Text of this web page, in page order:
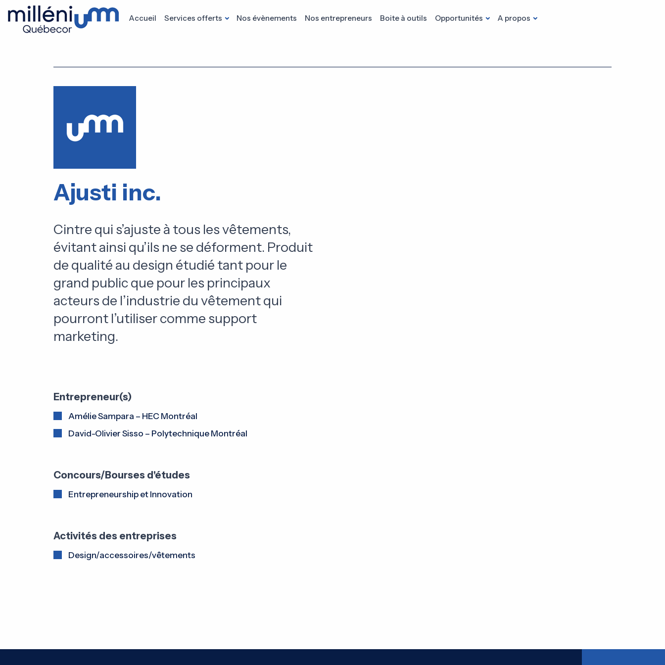
Accueil Services offerts Nos évènements Nos entrepreneurs Boite à outils Opportunités A propos
Ajusti inc.
Cintre qui s’ajuste à tous les vêtements,
évitant ainsi qu’ils ne se déforment. Produit
de qualité au design étudié tant pour le
grand public que pour les principaux
acteurs de l’industrie du vêtement qui
pourront l’utiliser comme support
marketing.
Entrepreneur(s)
Amélie Sampara – HEC Montréal
David-Olivier Sisso – Polytechnique Montréal
Concours/Bourses d'études
Entrepreneurship et Innovation
Activités des entreprises
Design/accessoires/vêtements